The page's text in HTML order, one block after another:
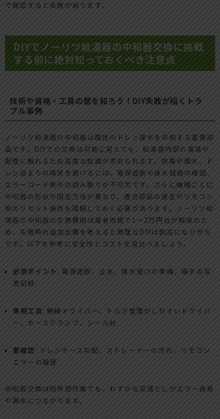
で確認すると失敗が減ります。
DIYでノーリツ給湯器の中和器交換に挑戦
する前に絶対知っておくべき注意点
技術や資格・工具の壁を知ろう！DIY失敗が招くトラ
ブル事例
ノーリツ給湯器の中和器は酸性のドレン排水を中和する重要部
品です。DIYでの交換は可能に見えても、給湯器内部の電装や
配管に触れるため高度な知識が求められます。感電や漏水、ド
レン詰まりの再発を避けるには、電源遮断や排水経路の確認、
エラーコード表示の読み取りが不可欠です。さらに機種ごとに
中和器の形状や固定方法が異なり、適合部品の選定やリモコン
側のリセット操作も理解しておく必要があります。ノーリツ給
湯器の中和器の交換費用は業者依頼で1〜2万円台が相場のた
め、失敗時の追加出費を考えると無理なDIYは割高になりがち
です。以下を参考に安全性とコストを見比べましょう。
必須ポイント : 電源遮断、止水、排水受けの準備、端子の写
真記録
専用工具: 絶縁ドライバー、トルク管理がしやすいドライバ
ー、ホースクランプ、シール材
要確認 : ドレンホース勾配、ストレーナーの汚れ、リモコン
エラーの履歴
中和器交換は短時間作業でも、わずかな見落としがエラー再発
や漏水につながります。